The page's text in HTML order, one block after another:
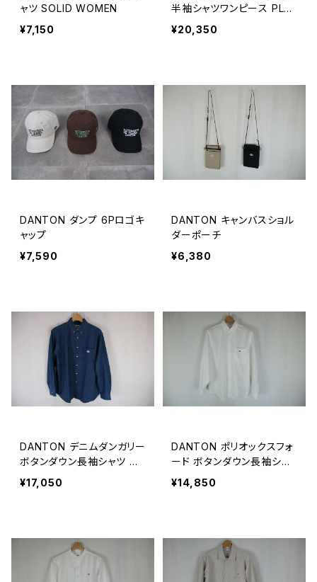
ャツ SOLID WOMEN
¥7,150
半袖シャツワンピース PLAI
D WOMEN
¥20,350
DANTON ダンプ 6Pロゴキ
ャップ
¥7,590
DANTON キャンバスショル
ダーポーチ
¥6,380
DANTON デニムダンガリー
ボタンダウン長袖シャツ ME
N
¥17,050
DANTON ポリオックスフォ
ード ボタンダウン長袖シャ
ツ MEN
¥14,850